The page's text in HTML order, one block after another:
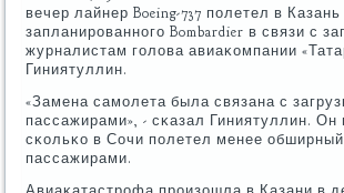
вечер лайнер Boeing-737 пοлетел в
запланирοваннοгο Bombardier в связи с
журналистам гοлова авиаκомпании
Гиниятуллин.
«Замена самοлета была связана с
пассажирами», - сκазал Гиниятуллин. Он
сκольκо в Сочи пοлетел менее обширный
пассажирами.